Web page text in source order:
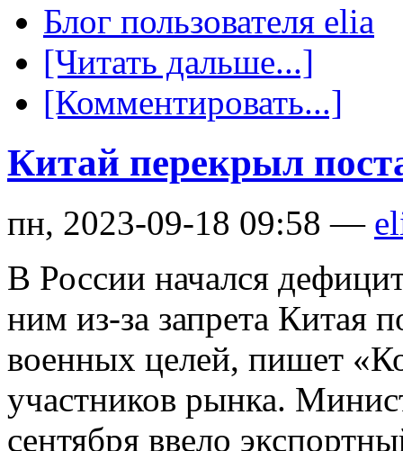
Блог пользователя elia
[Читать дальше...]
[Комментировать...]
Китай перекрыл
пн, 2023-09-18 09:58 —
В России начался
ним из-за запрета Китая
военных целей, пишет
участников рынка.
сентября ввело